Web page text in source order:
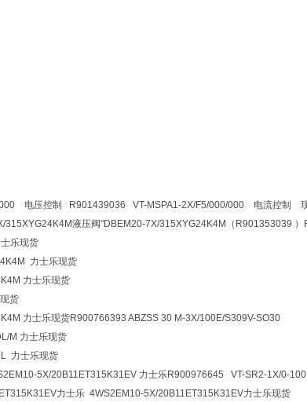
000 电压控制 R901439036 VT-MSPA1-2X/F5/000/000 电流控制
液压阀"DBEM20-7X/315XYG24K4M（R901353039
乐现货
力士乐现货
力士乐现货
货
力士乐现货R900766393 ABZSS 30 M-3X/100E/S309V-SO30
M 力士乐现货
力士乐现货
5X/20B11ET315K31EV 力士乐R900976645 VT-SR2-1X/0-100
力士乐 4WS2EM10-5X/20B11ET315K31EV力士乐现货